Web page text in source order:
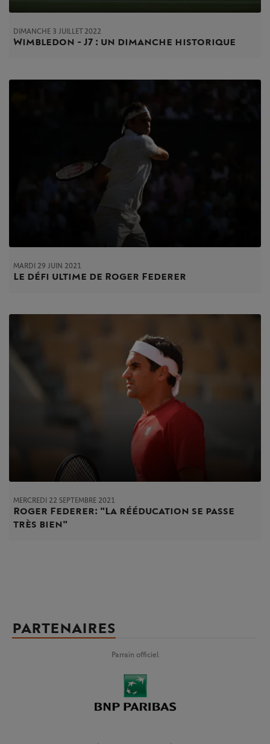
DIMANCHE 3 JUILLET 2022
Wimbledon - J7 : un dimanche historique
MARDI 29 JUIN 2021
Le défi ultime de Roger Federer
MERCREDI 22 SEPTEMBRE 2021
Roger Federer : "La rééducation se passe
très bien"
PARTENAIRES
Parrain officiel